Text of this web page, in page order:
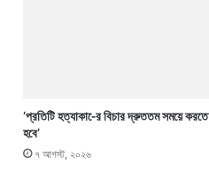
‘প্রতিটি হত্যাকা-ের বিচার দ্রুততম সময়ে করতে
হবে’
৭ আগস্ট, ২০২৬